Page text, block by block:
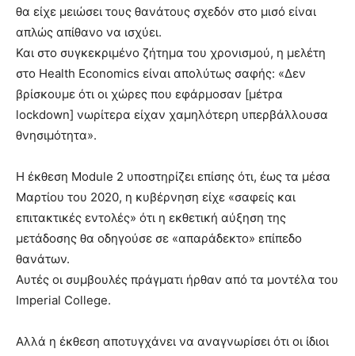
θα είχε μειώσει τους θανάτους σχεδόν στο μισό είναι
απλώς απίθανο να ισχύει.
Και στο συγκεκριμένο ζήτημα του χρονισμού, η μελέτη
στο Health Economics είναι απολύτως σαφής: «Δεν
βρίσκουμε ότι οι χώρες που εφάρμοσαν [μέτρα
lockdown] νωρίτερα είχαν χαμηλότερη υπερβάλλουσα
θνησιμότητα».
Η έκθεση Module 2 υποστηρίζει επίσης ότι, έως τα μέσα
Μαρτίου του 2020, η κυβέρνηση είχε «σαφείς και
επιτακτικές εντολές» ότι η εκθετική αύξηση της
μετάδοσης θα οδηγούσε σε «απαράδεκτο» επίπεδο
θανάτων.
Αυτές οι συμβουλές πράγματι ήρθαν από τα μοντέλα του
Imperial College.
Αλλά η έκθεση αποτυγχάνει να αναγνωρίσει ότι οι ίδιοι